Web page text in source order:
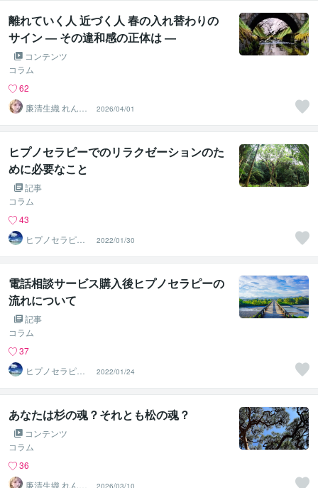
離れていく人 近づく人 春の入れ替わりの
サイン ― その違和感の正体は ―
コンテンツ
コラム
62
廉清生織 れんせ
い さき
2026/04/01
ヒプノセラピーでのリラクゼーションのた
めに必要なこと
記事
コラム
43
ヒプノセラピス
トはつか（ＨＣ
ＲＯＯＭ）
2022/01/30
電話相談サービス購入後ヒプノセラピーの
流れについて
記事
コラム
37
ヒプノセラピス
トはつか（ＨＣ
ＲＯＯＭ）
2022/01/24
あなたは杉の魂？それとも松の魂？
コンテンツ
コラム
36
廉清生織 れんせ
2026/03/10